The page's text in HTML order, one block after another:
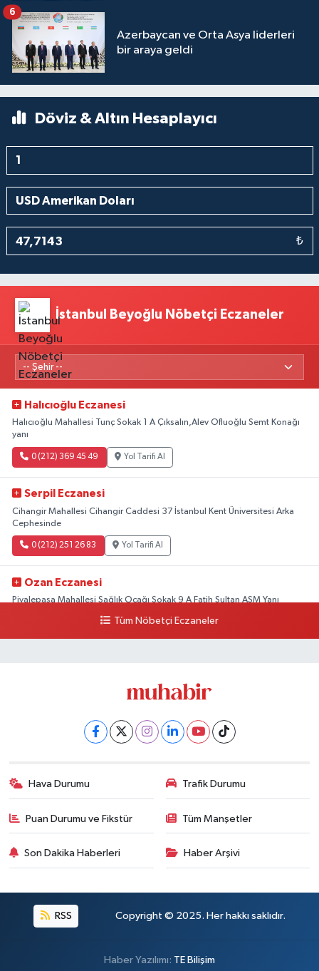
Azerbaycan ve Orta Asya liderleri
bir araya geldi
6
Döviz & Altın Hesaplayıcı
₺
İstanbul Beyoğlu Nöbetçi Eczaneler
Halıcıoğlu Eczanesi
Halıcıoğlu Mahallesi Tunç Sokak 1 A Çıksalın,Alev Ofluoğlu Semt Konağı
yanı
0 (212) 369 45 49 Yol Tarifi Al
Serpil Eczanesi
Cihangir Mahallesi Cihangir Caddesi 37 İstanbul Kent Üniversitesi Arka
Cephesinde
0 (212) 251 26 83 Yol Tarifi Al
Ozan Eczanesi
Piyalepaşa Mahallesi Sağlık Ocağı Sokak 9 A Fatih Sultan ASM Yanı
Yol Tarifi Al
Tüm Nöbetçi Eczaneler
Hava Durumu Trafik Durumu
Puan Durumu ve Fikstür Tüm Manşetler
Son Dakika Haberleri Haber Arşivi
RSS Copyright © 2025. Her hakkı saklıdır.
Haber Yazılımı: TE Bilişim